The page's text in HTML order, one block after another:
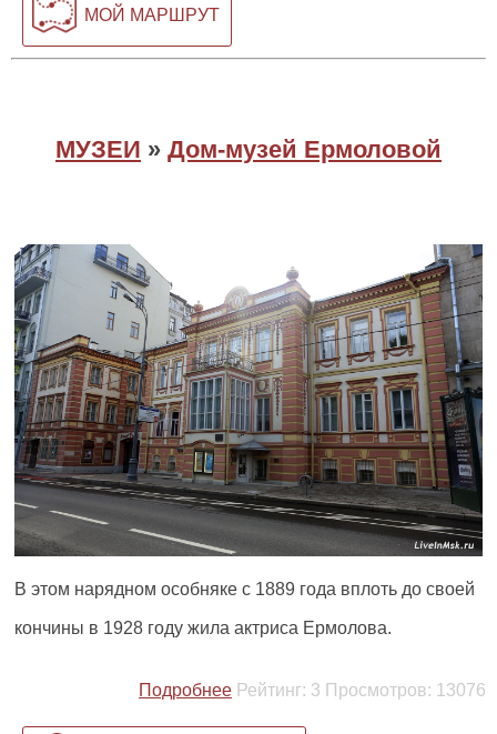
МОЙ МАРШРУТ
МУЗЕИ » Дом-музей Ермоловой
В этом нарядном особняке с 1889 года вплоть до своей
кончины в 1928 году жила актриса Ермолова.
Подробнее Рейтинг: 3 Просмотров: 13076